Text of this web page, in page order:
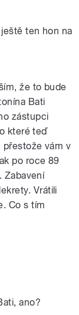
ten hon na
že to bude
Bati
zástupci
které teď
přestože vám v
po roce 89
Zabavení
Vrátili
Co s tím
ano?